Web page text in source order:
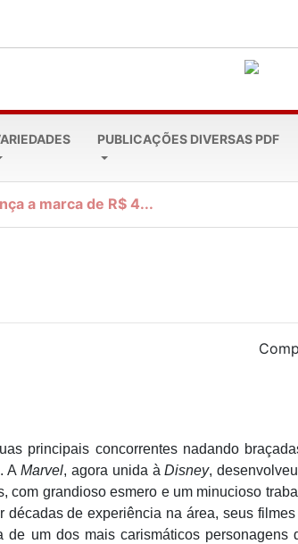
PUBLICAÇÕES DIVERSAS PDF
a marca de R$ 4...
principais concorrentes nadando
A Marvel, agora unida àDisney,
com grandioso esmero e um minucioso
décadas de experiência na área, seus
de um dos mais carismáticos personagens